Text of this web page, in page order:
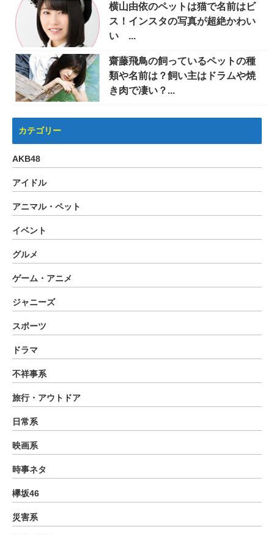
横山由依のペットは猫で名前はビ
ス！インスタの写真が超絶かわい
い ...
齋藤飛鳥の飼っているペットの種
類や名前は？飼い主はドラムや焼
き肉で凄い？...
カテゴリー
AKB48
アイドル
アニマル・ペット
イベント
グルメ
ゲーム・アニメ
ジャニーズ
スポーツ
ドラマ
不祥事系
旅行・アウトドア
日常系
映画系
時事ネタ
欅坂46
災害系